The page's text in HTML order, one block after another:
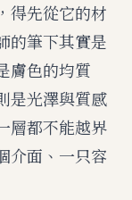
得先從它的材
的筆下其實是
膚色的均質
是光澤與質感
層都不能越界
介面、一只容